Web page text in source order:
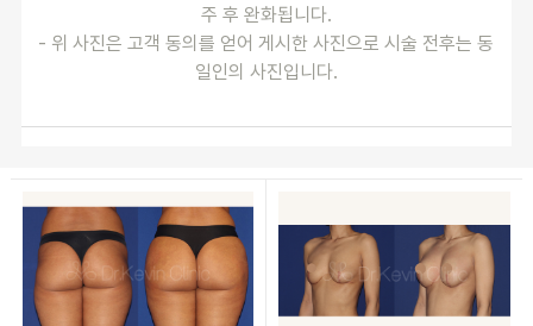
주 후 완화됩니다.
- 위 사진은 고객 동의를 얻어 게시한 사진으로 시술 전후는 동
일인의 사진입니다.